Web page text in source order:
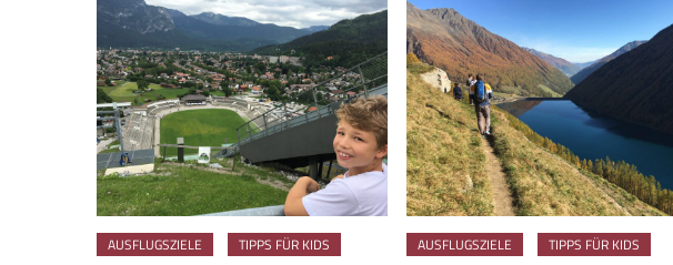
AUSFLUGSZIELE TIPPS FÜR KIDS AUSFLUGSZIELE TIPPS FÜR KIDS